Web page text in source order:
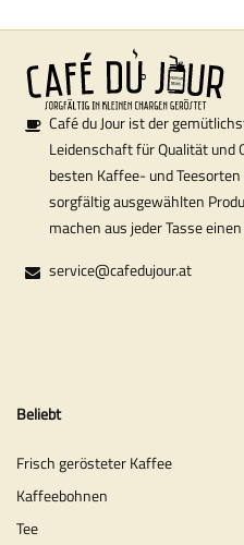
Café du Jour ist der
Leidenschaft für Qualität und
besten Kaffee- und
sorgfältig ausgewählten
machen aus jeder Tasse
service@cafedujour.at
Beliebt
Frisch gerösteter Kaffee
Kaffeebohnen
Tee